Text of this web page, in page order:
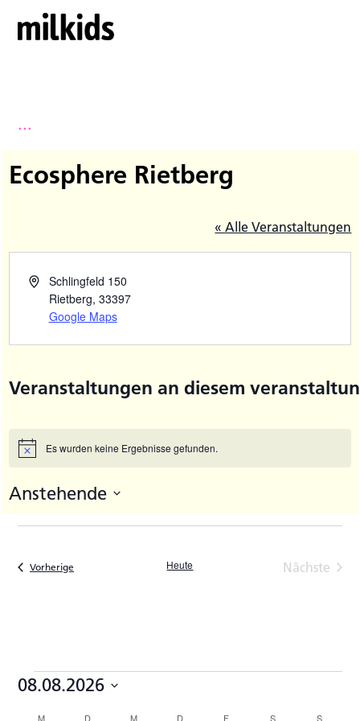
...
Ecosphere Rietberg
« Alle Veranstaltungen
Schlingfeld 150
Rietberg, 33397
Google Maps
Veranstaltungen an diesem
HinweisEs wurden keine Ergebnisse gefunden.
Anstehende
wählen.
Vorherige Heute
Nächste
Veranstaltungen
08.08.2026
MMONTAG DDIENSTAGM MITTWOCH
DDONNERSTAG
F SSAMSTAGS